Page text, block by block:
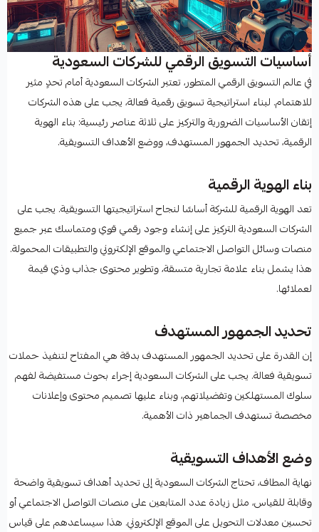
أساسيات التسويق الرقمي للشركات السعودية
في عالم التسويق الرقمي المتطور، تعتبر الشركات السعودية أمام تحدٍ مثير
للاهتمام. لبناء استراتيجية تسويق رقمية فعالة، يجب على هذه الشركات
إتقان الأساسيات الضرورية والتركيز على ثلاثة عناصر رئيسية: بناء الهوية
الرقمية، تحديد الجمهور المستهدف، ووضع الأهداف التسويقية.
بناء الهوية الرقمية
تعد الهوية الرقمية للشركة أساسًا لنجاح استراتيجيتها التسويقية. يجب على
الشركات السعودية التركيز على إنشاء وجود رقمي قوي ومتماسك عبر جميع
منصات وسائل التواصل الاجتماعي والموقع الإلكتروني والتطبيقات المحمولة.
هذا يشمل بناء علامة تجارية متسقة، وتطوير محتوى جذاب وذي قيمة
لعملائها.
تحديد الجمهور المستهدف
إن القدرة على تحديد الجمهور المستهدف بدقة هي المفتاح لتنفيذ حملات
تسويقية فعالة. يجب على الشركات السعودية إجراء بحوث مستفيضة لفهم
سلوك المستهلكين وتفضيلاتهم، وبناء عليها تصميم محتوى وإعلانات
مخصصة تستهدف الجماهير ذات الأهمية.
وضع الأهداف التسويقية
نهاية المطاف، تحتاج الشركات السعودية إلى تحديد أهداف تسويقية واضحة
وقابلة للقياس، مثل زيادة عدد المتابعين على منصات التواصل الاجتماعي أو
تحسين معدلات التحويل على الموقع الإلكتروني. هذا سيساعدهم على قياس